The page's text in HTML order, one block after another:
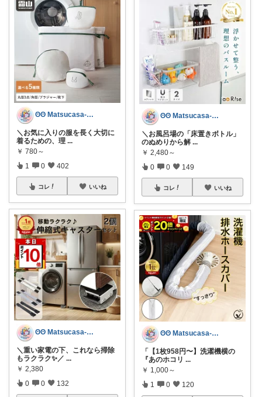
ʘʘ Matsucasa-TooL ʘʘ
＼お気に入りの服を長く大切に
着るための、理 ...
￥ 780～
1 0 402
コレ いいね
ʘʘ Matsucasa-TooL ʘʘ
＼重い家電の下、これなら掃除
もラクラク✨／ ...
￥ 2,380
0 0 132
ʘʘ Matsucasa-TooL ʘʘ
＼お風呂場の「床置きボトル」
のぬめりから解 ...
￥ 2,480～
0 0 149
コレ いいね
ʘʘ Matsucasa-TooL ʘʘ
「【1枚958円〜】洗濯機横の
『あのホコリ ...
￥ 1,000～
1 0 120